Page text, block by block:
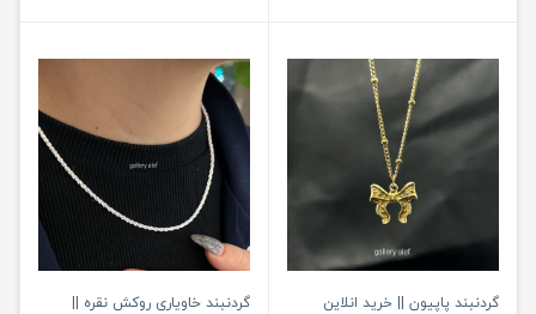
گردنبند پاپیون || خرید انلاین
گردنبند خاویاری روکش نقره ||